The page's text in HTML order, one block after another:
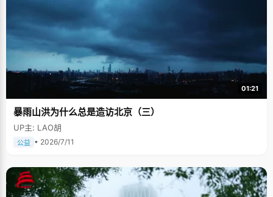
01:21
暴雨山洪为什么总是造访北京（三）
UP主: LAO胡
公益 • 2026/7/11